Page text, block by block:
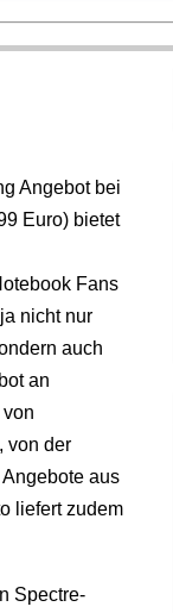
Angebot bei
Euro) bietet
Fans
nicht nur
auch
an
von der
aus
liefert zudem
Spectre-